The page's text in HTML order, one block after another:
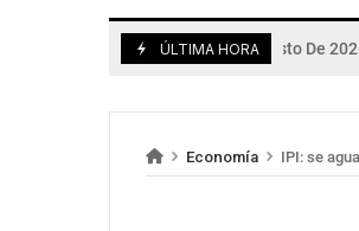
ÚLTIMA HORA
6 De Agosto De 2026
Economía IPI: se